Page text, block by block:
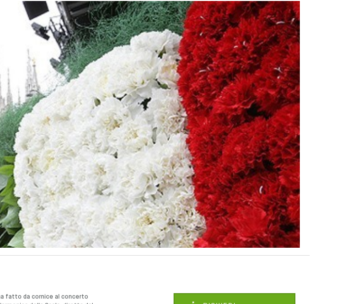
fatto da cornice al concerto